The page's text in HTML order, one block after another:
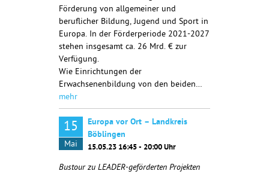
Förderung von allgemeiner und
beruflicher Bildung, Jugend und Sport in
Europa. In der Förderperiode 2021-2027
stehen insgesamt ca. 26 Mrd. € zur
Verfügung.
Wie Einrichtungen der
Erwachsenenbildung von den beiden…
mehr
15
Mai
Europa vor Ort – Landkreis
Böblingen
15.05.23 16:45 - 20:00 Uhr
Bustour zu LEADER-geförderten Projekten